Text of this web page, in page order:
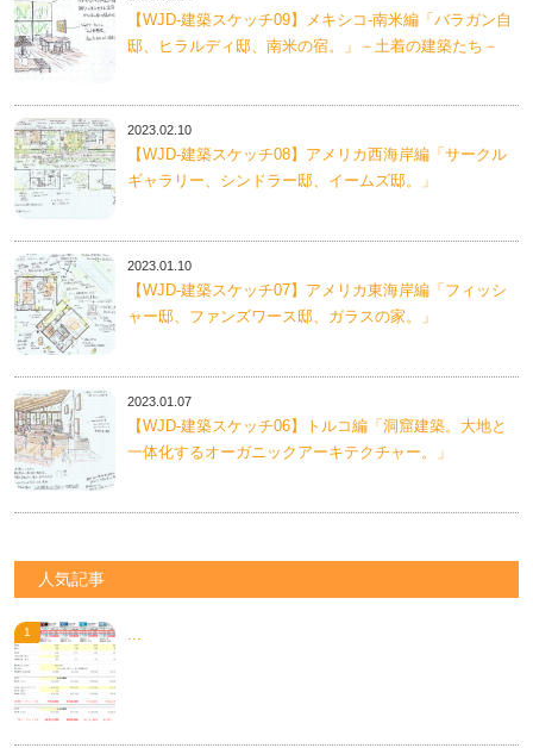
【WJD-建築スケッチ09】メキシコ-南米編「バラガン自
邸、ヒラルディ邸、南米の宿。」－土着の建築たち－
2023.02.10
【WJD-建築スケッチ08】アメリカ西海岸編「サークル
ギャラリー、シンドラー邸、イームズ邸。」
2023.01.10
【WJD-建築スケッチ07】アメリカ東海岸編「フィッシ
ャー邸、ファンズワース邸、ガラスの家。」
2023.01.07
【WJD-建築スケッチ06】トルコ編「洞窟建築。大地と
一体化するオーガニックアーキテクチャー。」
人気記事